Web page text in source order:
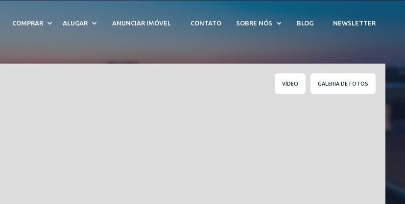
COMPRAR ALUGAR ANUNCIAR IMÓVEL CONTATO SOBRE NÓS BLOG NEWSLETTER
Água - Cód. 210079
VÍDEO GALERIA DE FOTOS